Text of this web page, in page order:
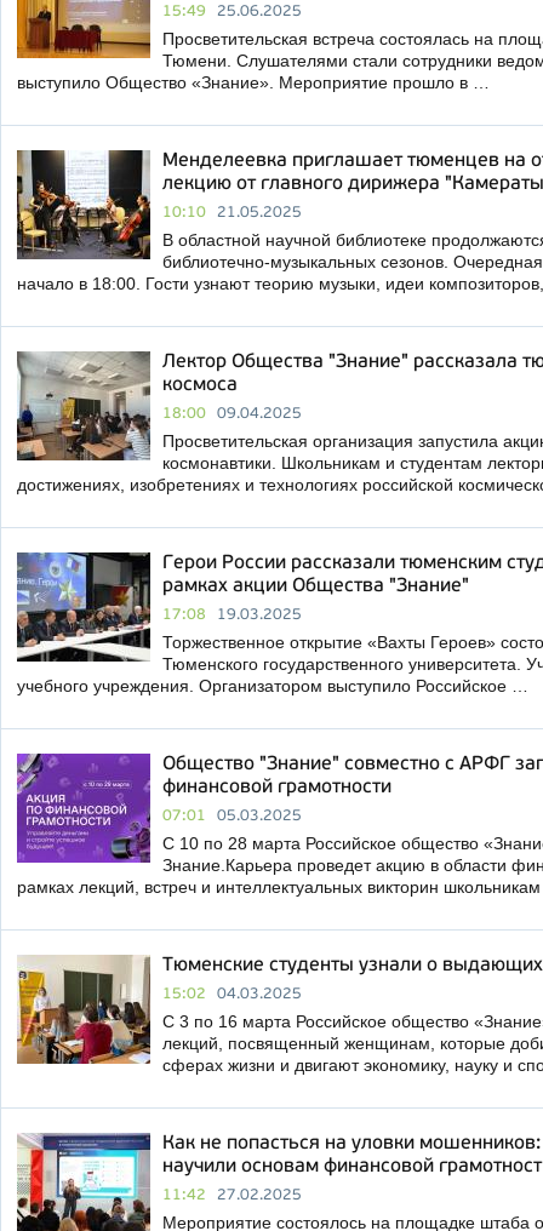
15:49 25.06.2025
Просветительская встреча состоялась на
Тюмени. Слушателями стали сотрудники
выступило Общество «Знание». Мероприятие прошло в …
Менделеевка приглашает тюменцев на
лекцию от главного дирижера
10:10 21.05.2025
В областной научной библиотеке
библиотечно-музыкальных сезонов.
начало в 18:00. Гости узнают теорию музыки, идеи
Лектор Общества "Знание" рассказала
космоса
18:00 09.04.2025
Просветительская организация запустила
космонавтики. Школьникам и студентам
достижениях, изобретениях и технологиях российской
Герои России рассказали тюменским
рамках акции Общества "Знание"
17:08 19.03.2025
Торжественное открытие «Вахты Героев»
Тюменского государственного университета.
учебного учреждения. Организатором выступило Российское …
Общество "Знание" совместно с АРФГ
финансовой грамотности
07:01 05.03.2025
С 10 по 28 марта Российское общество
Знание.Карьера проведет акцию в области
рамках лекций, встреч и интеллектуальных викторин
Тюменские студенты узнали о
15:02 04.03.2025
С 3 по 16 марта Российское общество
лекций, посвященный женщинам, которые
сферах жизни и двигают экономику, науку и
Как не попасться на уловки
научили основам финансовой
11:42 27.02.2025
Мероприятие состоялось на площадке штаба